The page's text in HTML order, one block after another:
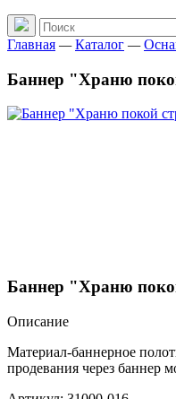
Главная —Каталог —
Баннер "Храню
Баннер "Храню
Описание
Материал-баннерное
продевания через баннер